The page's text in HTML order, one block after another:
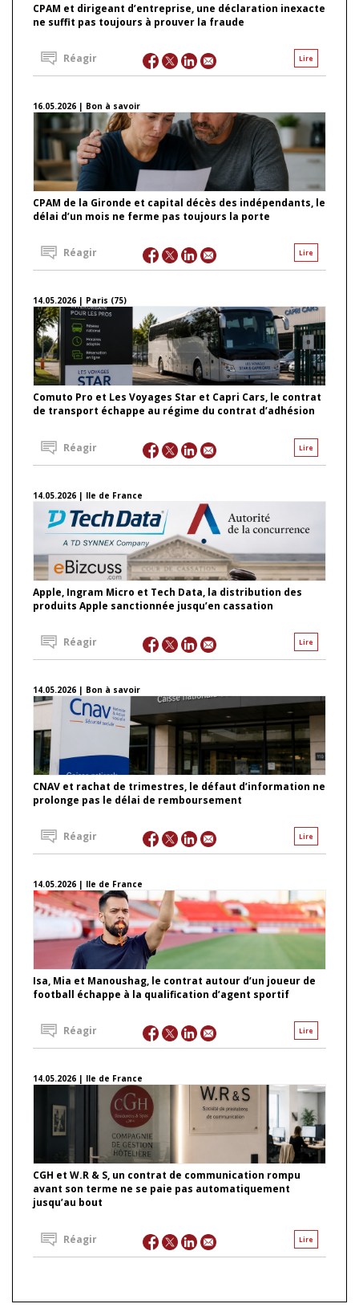
CPAM et dirigeant d’entreprise, une déclaration inexacte
ne suffit pas toujours à prouver la fraude
Lire
Réagir
16.05.2026 | Bon à savoir
CPAM de la Gironde et capital décès des indépendants, le
délai d’un mois ne ferme pas toujours la porte
Lire
Réagir
14.05.2026 | Paris (75)
Comuto Pro et Les Voyages Star et Capri Cars, le contrat
de transport échappe au régime du contrat d’adhésion
Lire
Réagir
14.05.2026 | Ile de France
Apple, Ingram Micro et Tech Data, la distribution des
produits Apple sanctionnée jusqu’en cassation
Lire
Réagir
14.05.2026 | Bon à savoir
CNAV et rachat de trimestres, le défaut d’information ne
prolonge pas le délai de remboursement
Lire
Réagir
14.05.2026 | Ile de France
Isa, Mia et Manoushag, le contrat autour d’un joueur de
football échappe à la qualification d’agent sportif
Lire
Réagir
14.05.2026 | Ile de France
CGH et W.R & S, un contrat de communication rompu
avant son terme ne se paie pas automatiquement
jusqu’au bout
Lire
Réagir